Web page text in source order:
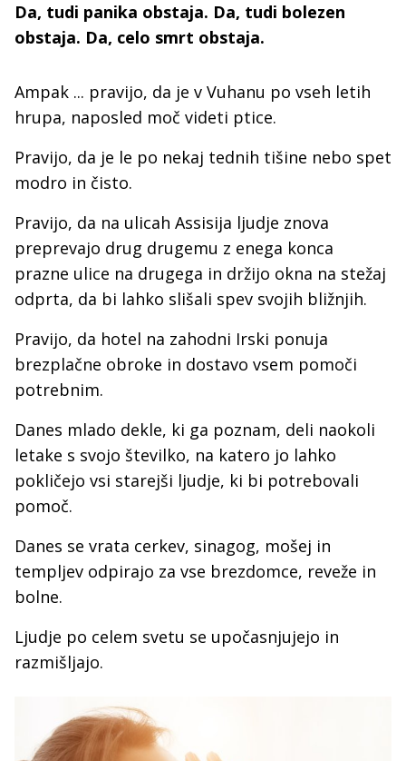
Da, tudi panika obstaja. Da, tudi bolezen
obstaja. Da, celo smrt obstaja.
Ampak ... pravijo, da je v Vuhanu po vseh letih
hrupa, naposled moč videti ptice.
Pravijo, da je le po nekaj tednih tišine nebo spet
modro in čisto.
Pravijo, da na ulicah Assisija ljudje znova
preprevajo drug drugemu z enega konca
prazne ulice na drugega in držijo okna na stežaj
odprta, da bi lahko slišali spev svojih bližnjih.
Pravijo, da hotel na zahodni Irski ponuja
brezplačne obroke in dostavo vsem pomoči
potrebnim.
Danes mlado dekle, ki ga poznam, deli naokoli
letake s svojo številko, na katero jo lahko
pokličejo vsi starejši ljudje, ki bi potrebovali
pomoč.
Danes se vrata cerkev, sinagog, mošej in
templjev odpirajo za vse brezdomce, reveže in
bolne.
Ljudje po celem svetu se upočasnjujejo in
razmišljajo.